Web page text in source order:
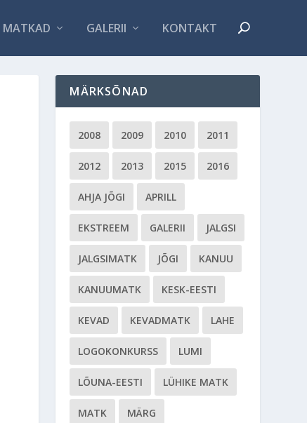
GALERII KONTAKT
MÄRKSÕNAD
2008 2009 2010 2011
2012 2013 2015 2016
AHJA JÕGI APRILL
EKSTREEM GALERII JALGSI
JALGSIMATK JÕGI KANUU
KANUUMATK KESK-EESTI
KEVAD KEVADMATK LAHE
LOGOKONKURSS LUMI
LÕUNA-EESTI LÜHIKE MATK
MATK MÄRG